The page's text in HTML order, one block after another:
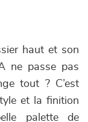
haut et son
ne passe pas
tout ? C’est
et la finition
palette de